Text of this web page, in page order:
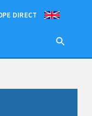
DIRECT